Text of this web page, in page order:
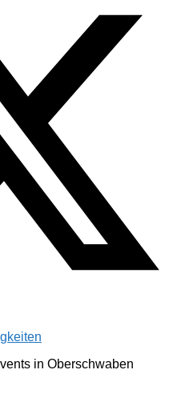
in Oberschwaben